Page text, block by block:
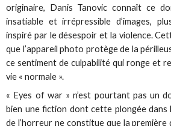
originaire, Danis Tanovic connaît ce
insatiable et irrépressible d’images,
inspiré par le désespoir et la violence.
que l’appareil photo protège de la
ce sentiment de culpabilité qui ronge et
vie « normale ».
« Eyes of war » n’est pourtant pas un
bien une fiction dont cette plongée dans
de l’horreur ne constitue que la première